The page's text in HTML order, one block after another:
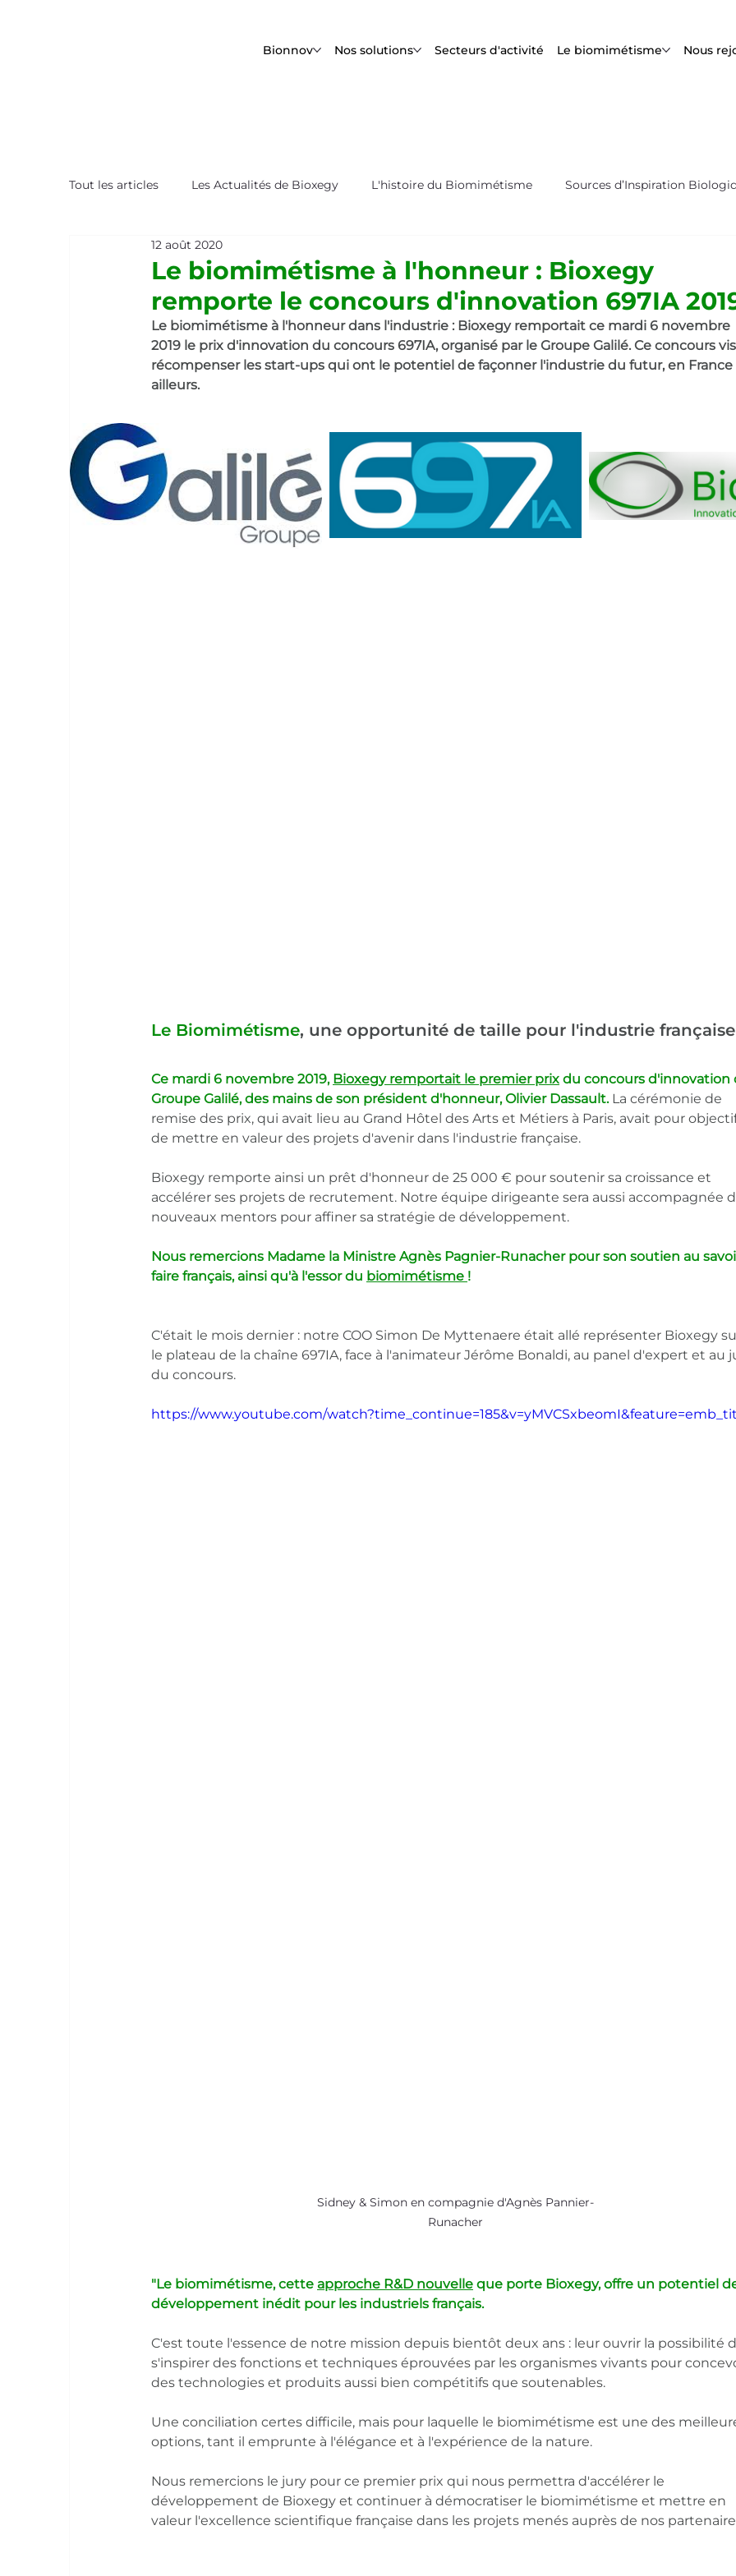
Bionnov Nos solutions Secteurs d'activité Le biomimétisme Nous
Tout les articles Les Actualités de Bioxegy L'histoire du Biomimétisme Sources d’Inspiration
Le Saviez-Vous ?
Le biomimétisme à l'honneur : Bioxegy
remporte le concours d'innovation 697IA
12 août 2020
Le biomimétisme à l'honneur dans l'industrie : Bioxegy remportait ce mardi 6 novembre
2019 le prix d'innovation du concours 697IA, organisé par le Groupe Galilé. Ce concours
récompenser les start-ups qui ont le potentiel de façonner l'industrie du futur, en
ailleurs.
Le Biomimétisme, une opportunité de taille pour l'industrie
Ce mardi 6 novembre 2019, Bioxegy remportait le premier prix du concours
Groupe Galilé, des mains de son président d'honneur, Olivier Dassault. La cérémonie de
remise des prix, qui avait lieu au Grand Hôtel des Arts et Métiers à Paris, avait pour
de mettre en valeur des projets d'avenir dans l'industrie française.
Bioxegy remporte ainsi un prêt d'honneur de 25 000 € pour soutenir sa croissance et
accélérer ses projets de recrutement. Notre équipe dirigeante sera aussi accompagnée
nouveaux mentors pour affiner sa stratégie de développement.
Nous remercions Madame la Ministre Agnès Pagnier-Runacher pour son soutien au
faire français, ainsi qu'à l'essor du biomimétisme !
C'était le mois dernier : notre COO Simon De Myttenaere était allé représenter Bioxegy
le plateau de la chaîne 697IA, face à l'animateur Jérôme Bonaldi, au panel d'expert et au
du concours.
https://www.youtube.com/
Sidney & Simon en compagnie d'Agnès Pannier-
Runacher
"Le biomimétisme, cette approche R&D nouvelle que porte Bioxegy, offre un potentiel
développement inédit pour les industriels français.
C'est toute l'essence de notre mission depuis bientôt deux ans : leur ouvrir la possibilité
s'inspirer des fonctions et techniques éprouvées par les organismes vivants pour
des technologies et produits aussi bien compétitifs que soutenables.
Une conciliation certes difficile, mais pour laquelle le biomimétisme est une des
options, tant il emprunte à l'élégance et à l'expérience de la nature.
Nous remercions le jury pour ce premier prix qui nous permettra d'accélérer le
développement de Bioxegy et continuer à démocratiser le biomimétisme et mettre en
valeur l'excellence scientifique française dans les projets menés auprès de nos